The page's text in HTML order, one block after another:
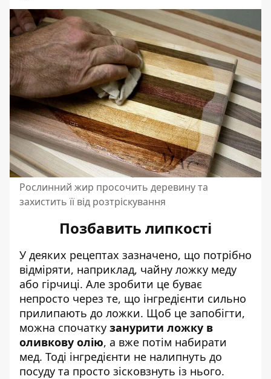
Рослинний жир просочить деревину та
захистить її від розтріскування
Позбавить липкості
У деяких рецептах зазначено, що потрібно
відміряти, наприклад, чайну ложку меду
або гірчиці. Але зробити це буває
непросто через те, що інгредієнти сильно
прилипають до ложки. Щоб це запобігти,
можна спочатку занурити ложку в
оливкову олію, а вже потім набирати
мед. Тоді інгредієнти не налипнуть до
посуду та просто зісковзнуть із нього.